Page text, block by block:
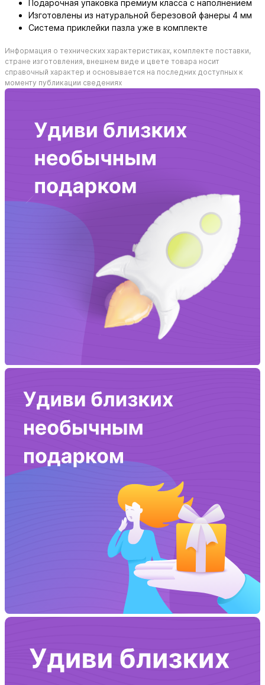
Подарочная упаковка премиум класса с наполнением
Изготовлены из натуральной березовой фанеры 4 мм
Система приклейки пазла уже в комплекте
Информация о технических характеристиках, комплекте поставки,
стране изготовления, внешнем виде и цвете товара носит
справочный характер и основывается на последних доступных к
моменту публикации сведениях